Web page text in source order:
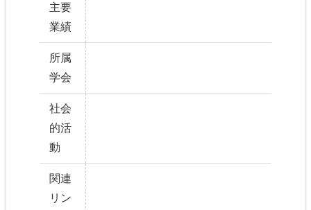
主要
業績
所属
学会
社会
的活
動
関連
リン